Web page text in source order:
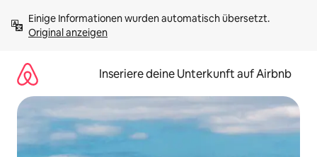
Inhalten
springenOriginal anzeigen
Inseriere deine Unterkunft auf Airbnb